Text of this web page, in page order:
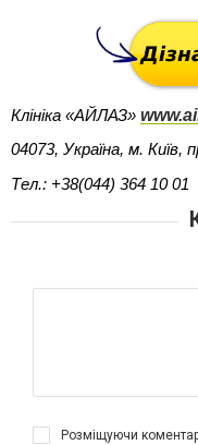
Клініка «АЙЛАЗ»
04073, Україна, м. Київ,
Тел.: +38(044) 364 10 01
Розміщуючи